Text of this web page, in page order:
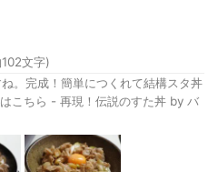
102文字)
。完成！簡単につくれて結構スタ丼
こちら - 再現！伝説のすた丼 by バ